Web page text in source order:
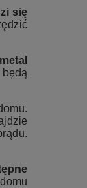
się
będą